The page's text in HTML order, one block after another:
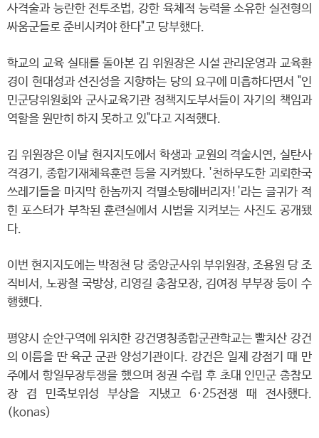
사격술과 능란한 전투조법, 강한 육체적 능력을 소유한 실전형의
싸움군들로 준비시켜야 한다"고 당부했다.
학교의 교육 실태를 돌아본 김 위원장은 시설 관리운영과 교육환
경이 현대성과 선진성을 지향하는 당의 요구에 미흡하다면서 "인
민군당위원회와 군사교육기관 정책지도부서들이 자기의 책임과
역할을 원만히 하지 못하고 있"다고 지적했다.
김 위원장은 이날 현지지도에서 학생과 교원의 격술시연, 실탄사
격경기, 종합기재체육훈련 등을 지켜봤다. '천하무도한 괴뢰한국
쓰레기들을 마지막 한놈까지 격멸소탕해버리자!'라는 글귀가 적
힌 포스터가 부착된 훈련실에서 시범을 지켜보는 사진도 공개됐
다.
이번 현지지도에는 박정천 당 중앙군사위 부위원장, 조용원 당 조
직비서, 노광철 국방상, 리영길 총참모장, 김여정 부부장 등이 수
행했다.
평양시 순안구역에 위치한 강건명칭종합군관학교는 빨치산 강건
의 이름을 딴 육군 군관 양성기관이다. 강건은 일제 강점기 때 만
주에서 항일무장투쟁을 했으며 정권 수립 후 초대 인민군 총참모
장 겸 민족보위성 부상을 지냈고 6·25전쟁 때 전사했다.
(konas)